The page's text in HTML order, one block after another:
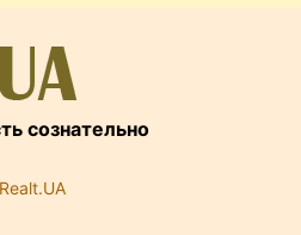
сознательно